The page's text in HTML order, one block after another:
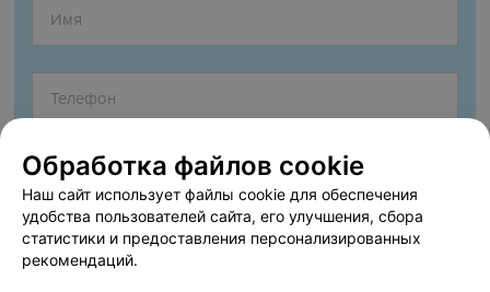
Обработка файлов cookie
Наш сайт использует файлы cookie для обеспечения
удобства пользователей сайта, его улучшения, сбора
статистики и предоставления персонализированных
рекомендаций.